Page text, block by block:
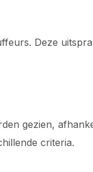
Deze
gezien,
criteria.